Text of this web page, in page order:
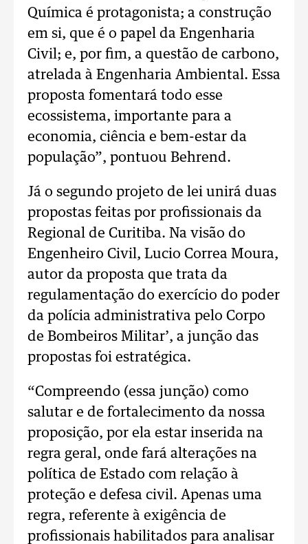
Química é protagonista; a construção
em si, que é o papel da Engenharia
Civil; e, por fim, a questão de carbono,
atrelada à Engenharia Ambiental. Essa
proposta fomentará todo esse
ecossistema, importante para a
economia, ciência e bem-estar da
população”, pontuou Behrend.
Já o segundo projeto de lei unirá duas
propostas feitas por profissionais da
Regional de Curitiba. Na visão do
Engenheiro Civil, Lucio Correa Moura,
autor da proposta que trata da
regulamentação do exercício do poder
da polícia administrativa pelo Corpo
de Bombeiros Militar’, a junção das
propostas foi estratégica.
“Compreendo (essa junção) como
salutar e de fortalecimento da nossa
proposição, por ela estar inserida na
regra geral, onde fará alterações na
política de Estado com relação à
proteção e defesa civil. Apenas uma
regra, referente à exigência de
profissionais habilitados para analisar